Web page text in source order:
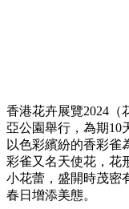
香港花卉展覽2024（
亞公園舉行，為期10
以色彩繽紛的香彩雀
彩雀又名天使花，花
小花蕾，盛開時茂密
春日增添美態。